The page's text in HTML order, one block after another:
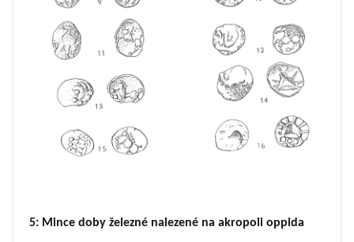
5: Mince doby železné nalezené na akropoli oppida